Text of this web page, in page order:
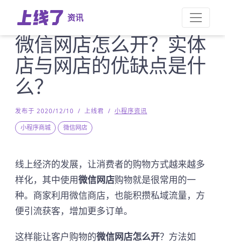
资讯
微信网店怎么开？实体
店与网店的优缺点是什
么？
发布于 2020/12/10 / 上线君 / 小程序资讯
小程序商城
微信网店
线上经济的发展，让消费者的购物方式越来越多
样化，其中使用微信网店购物就是很常用的一
种。商家利用微信商店，也能积攒私域流量，方
便引流获客，增加更多订单。
这样能让客户购物的微信网店怎么开？方法如